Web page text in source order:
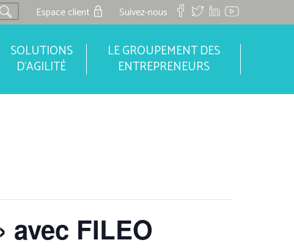
Espace client Suivez-nous
SOLUTIONS
D'AGILITÉ
LE GROUPEMENT DES
ENTREPRENEURS
avec FILEO